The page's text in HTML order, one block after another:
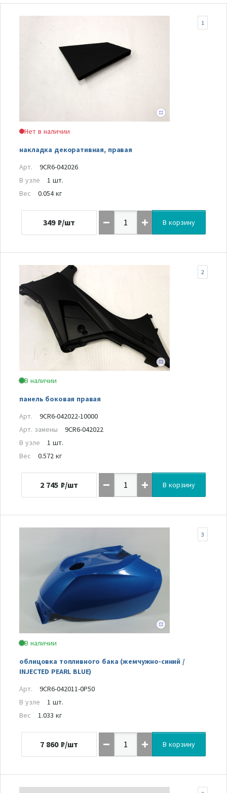
Нет в наличии
накладка декоративная, правая
1
Арт.
9CR6-042026
В узле
1 шт.
Вес
0.054 кг
349 ₽/шт В корзину
В наличии
панель боковая правая
2
Арт.
9CR6-042022-10000
Арт. замены
9CR6-042022
В узле
1 шт.
Вес
0.572 кг
2 745 ₽/шт В корзину
В наличии
облицовка топливного бака (жемчужно-синий /
INJECTED PEARL BLUE)
3
Арт.
9CR6-042011-0P50
В узле
1 шт.
Вес
1.033 кг
7 860 ₽/шт В корзину